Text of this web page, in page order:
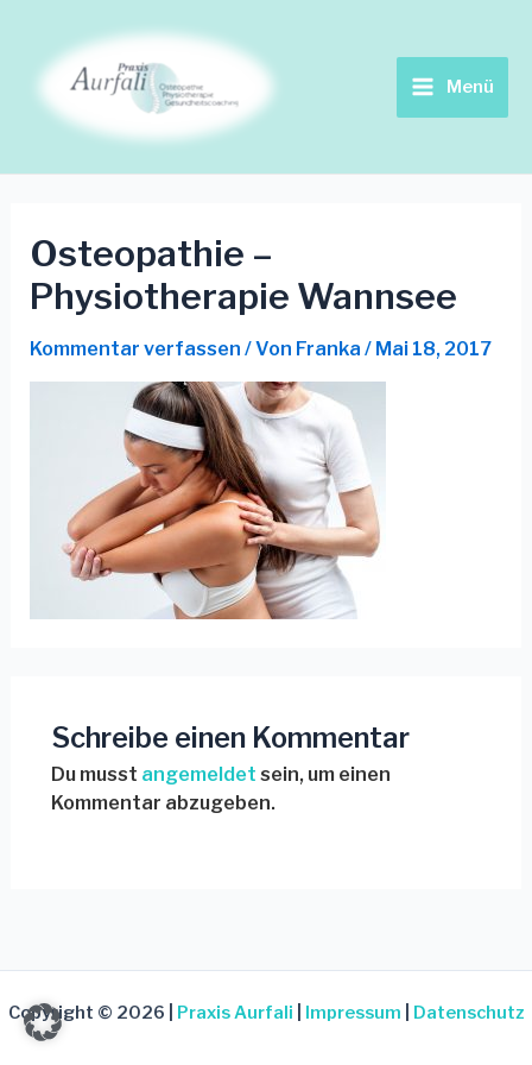
springen
Menu
Menü
Osteopathie –
Physiotherapie Wannsee
Kommentar verfassen / Von Franka / Mai 18, 2017
Schreibe einen Kommentar
Du musst angemeldet sein, um einen
Kommentar abzugeben.
Copyright © 2026 | Praxis Aurfali Impressum Datenschutz